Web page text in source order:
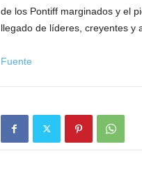
de los Pontiff marginados y el
llegado de líderes, creyentes y
Fuente